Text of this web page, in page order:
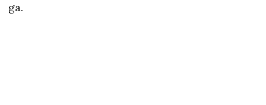
ga.